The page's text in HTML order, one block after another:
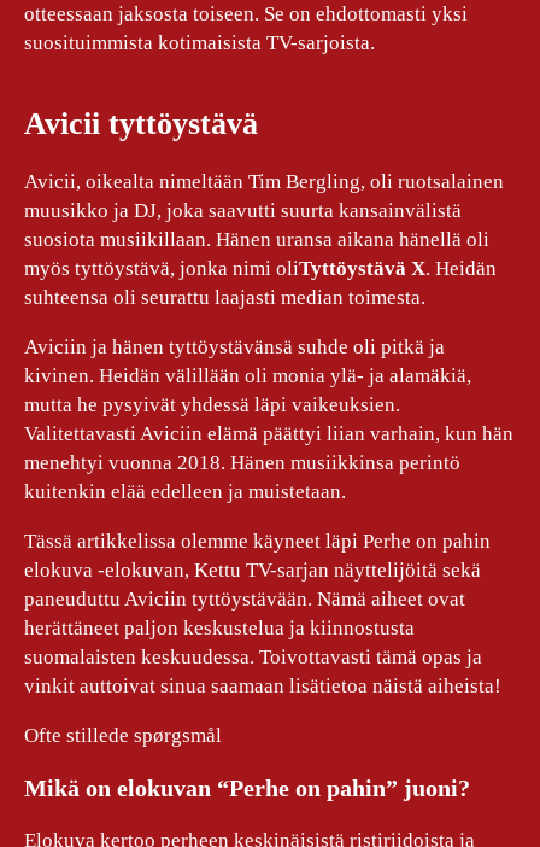
otteessaan jaksosta toiseen. Se on ehdottomasti yksi
suosituimmista kotimaisista TV-sarjoista.
Avicii tyttöystävä
Avicii, oikealta nimeltään Tim Bergling, oli ruotsalainen
muusikko ja DJ, joka saavutti suurta kansainvälistä
suosiota musiikillaan. Hänen uransa aikana hänellä oli
myös tyttöystävä, jonka nimi oliTyttöystävä X. Heidän
suhteensa oli seurattu laajasti median toimesta.
Aviciin ja hänen tyttöystävänsä suhde oli pitkä ja
kivinen. Heidän välillään oli monia ylä- ja alamäkiä,
mutta he pysyivät yhdessä läpi vaikeuksien.
Valitettavasti Aviciin elämä päättyi liian varhain, kun hän
menehtyi vuonna 2018. Hänen musiikkinsa perintö
kuitenkin elää edelleen ja muistetaan.
Tässä artikkelissa olemme käyneet läpi Perhe on pahin
elokuva -elokuvan, Kettu TV-sarjan näyttelijöitä sekä
paneuduttu Aviciin tyttöystävään. Nämä aiheet ovat
herättäneet paljon keskustelua ja kiinnostusta
suomalaisten keskuudessa. Toivottavasti tämä opas ja
vinkit auttoivat sinua saamaan lisätietoa näistä aiheista!
Ofte stillede spørgsmål
Mikä on elokuvan “Perhe on pahin” juoni?
Elokuva kertoo perheen keskinäisistä ristiriidoista ja